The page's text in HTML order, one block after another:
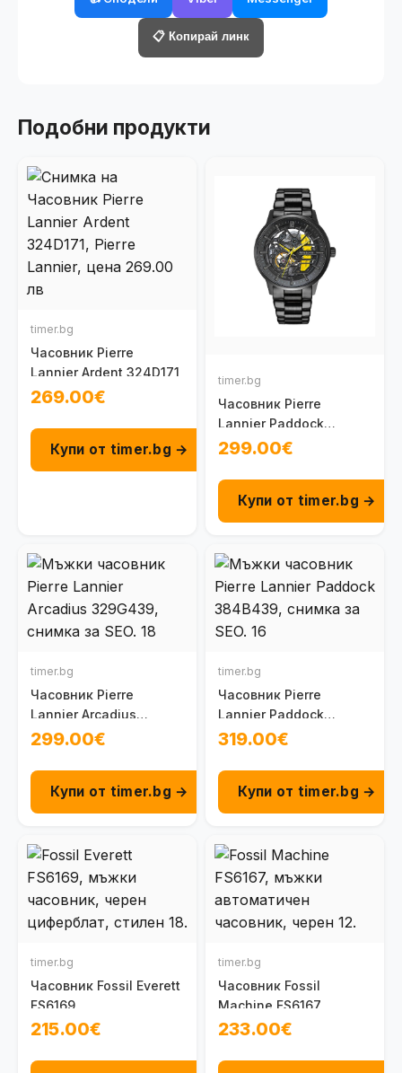
📋 Копирай линк
Подобни продукти
timer.bg
Часовник Pierre
Lannier Ardent 324D171
269.00€
Купи от timer.bg →
timer.bg
Часовник Pierre
Lannier Paddock
344A449
299.00€
Купи от timer.bg →
timer.bg
Часовник Pierre
Lannier Arcadius
329G439
299.00€
Купи от timer.bg →
timer.bg
Часовник Pierre
Lannier Paddock
384B439
319.00€
Купи от timer.bg →
timer.bg
Часовник Fossil Everett
FS6169
215.00€
timer.bg
Часовник Fossil
Machine FS6167
233.00€